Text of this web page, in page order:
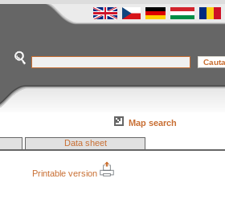
Map search
Data sheet
Printable version